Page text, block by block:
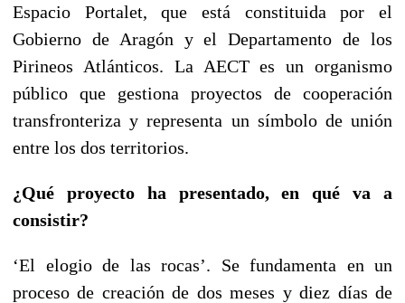
Espacio Portalet, que está constituida por el
Gobierno de Aragón y el Departamento de los
Pirineos Atlánticos. La AECT es un organismo
público que gestiona proyectos de cooperación
transfronteriza y representa un símbolo de unión
entre los dos territorios.
¿Qué proyecto ha presentado, en qué va a
consistir?
‘El elogio de las rocas’. Se fundamenta en un
proceso de creación de dos meses y diez días de